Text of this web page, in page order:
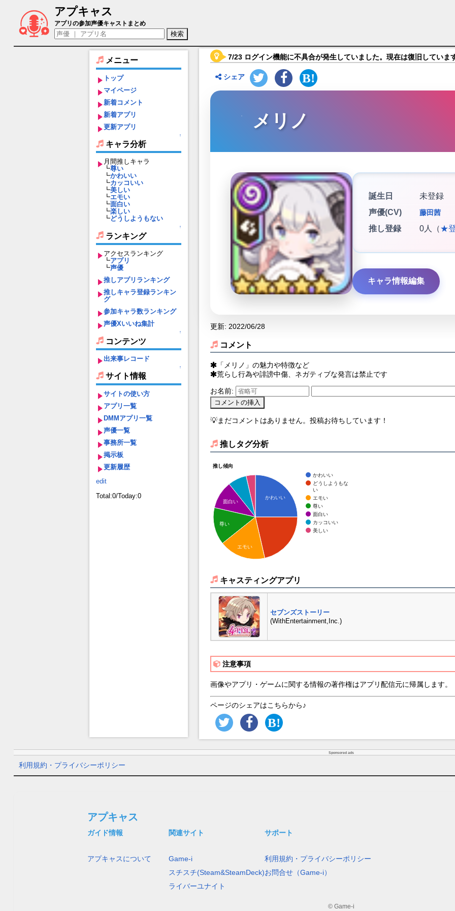
アプキャス
メリノ（声優：藤田茜)【セブンズストーリー】キャラ紹介
アプリの参加声優キャストまとめ
メニュー
トップ
マイページ
新着コメント
新着アプリ
更新アプリ
↑
キャラ分析
月間推しキャラ
┗尊い
┗かわいい
┗カッコいい
┗美しい
┗エモい
┗面白い
┗楽しい
┗どうしようもない
↑
ランキング
アクセスランキング
┗アプリ
┗声優
推しアプリランキング
推しキャラ登録ランキン
グ
参加キャラ数ランキング
声優Xいいね集計
↑
コンテンツ
出来事レコード
↑
サイト情報
サイトの使い方
アプリ一覧
DMMアプリ一覧
声優一覧
事務所一覧
掲示板
更新履歴
edit
Total:0/Today:0
7/23 ログイン機能に不具合が発生していました。現在は復旧していま
シェア
メリノ
誕生日
未登録
声優(CV)
藤田茜
推し登録 0人（★
キャラ情報編集
更新: 2022/06/28
コメント
「メリノ」の魅力や特徴など
荒らし行為や誹謗中傷、ネガティブな発言は禁止です
お名前:
💡まだコメントはありません。投稿お待ちしています！
推しタグ分析
推し傾向
かわいい
どうしようもな
い
エモい
尊い
面白い
カッコいい
美しい
かわいい
面白い
尊い
エモい
キャスティングアプリ
セブンズストーリー
(WithEntertainment,Inc.)
注意事項
画像やアプリ・ゲームに関する情報の著作権はアプリ配信元に帰属します。
ページのシェアはこちらから♪
Sponsored ads
利用規約・プライバシーポリシー
アプキャス
ガイド情報
アプキャスについて
関連サイト
Game-i
スチスチ(Steam&SteamDeck)
ライバーユナイト
サポート
利用規約・プライバシーポリシー
お問合せ（Game-i）
© Game-i